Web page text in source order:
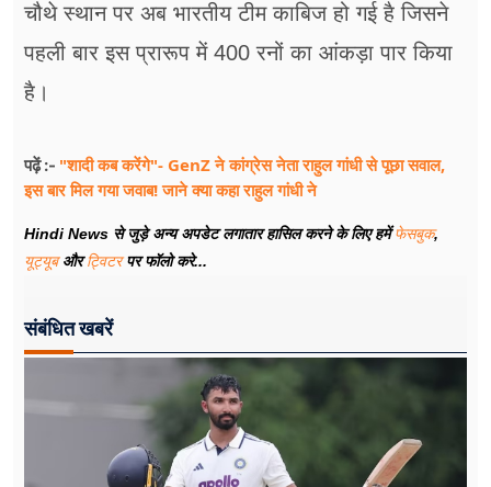
चौथे स्थान पर अब भारतीय टीम काबिज हो गई है जिसने
पहली बार इस प्रारूप में 400 रनों का आंकड़ा पार किया
है।
पढ़ें :- "शादी कब करेंगे"- GenZ ने कांग्रेस नेता राहुल गांधी से पूछा सवाल,
इस बार मिल गया जवाब! जाने क्या कहा राहुल गांधी ने
Hindi News से जुड़े अन्य अपडेट लगातार हासिल करने के लिए हमेंफेसबुक,
यूट्यूबऔरट्विटरपर फॉलो करे...
संबंधित खबरें